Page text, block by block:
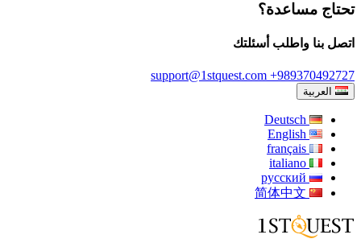
تحتاج مساعدة؟
اتصل بنا واطلب أسئلتك
support@1stquest.com +989370492727
العربية